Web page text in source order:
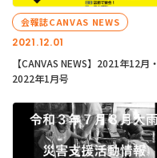
2021.12.01
会報誌CANVAS NEWS
【CANVAS NEWS】2021年12月・
2022年1月号